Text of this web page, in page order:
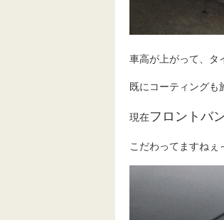
車高が上がって、タ
既にコーティングも
現在フロントバ
こだわってますねぇ